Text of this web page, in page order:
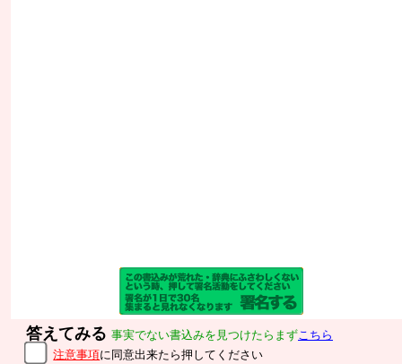
答えてみる 事実でない書込みを見つけたらまずこちら
注意事項に同意出来たら押してください